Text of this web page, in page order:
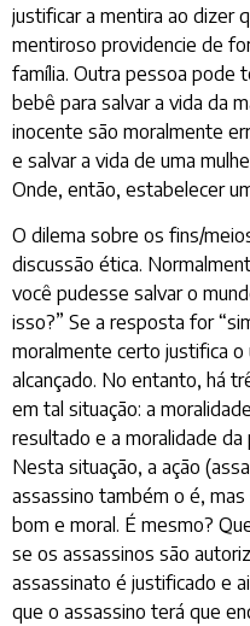
justificar a mentira ao dizer
mentiroso providencie de
família. Outra pessoa pode
bebê para salvar a vida da
inocente são moralmente
e salvar a vida de uma
Onde, então, estabelecer
O dilema sobre os fins/
discussão ética.
você pudesse salvar o
isso?” Se a resposta for
moralmente certo justifica
alcançado. No entanto, há
em tal situação: a
resultado e a moralidade
Nesta situação, a ação
assassino também o é,
bom e moral. É mesmo?
se os assassinos são
assassinato é justificado e
que o assassino terá que